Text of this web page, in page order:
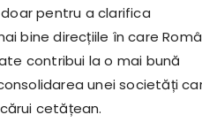
pentru a clarifica
bine direcțiile în care
contribui la o mai bună
unei societăți
cetățean.